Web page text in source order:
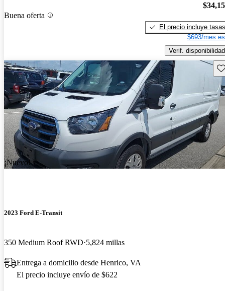
Buena oferta
El precio incluye tasas
$693/mes
Verif. disponibilidad
¡Nuevo!
2023 Ford E-Transit
350 Medium Roof RWD 5,824 millas
Entrega a domicilio desde Henrico, VA
El precio incluye envío de $622